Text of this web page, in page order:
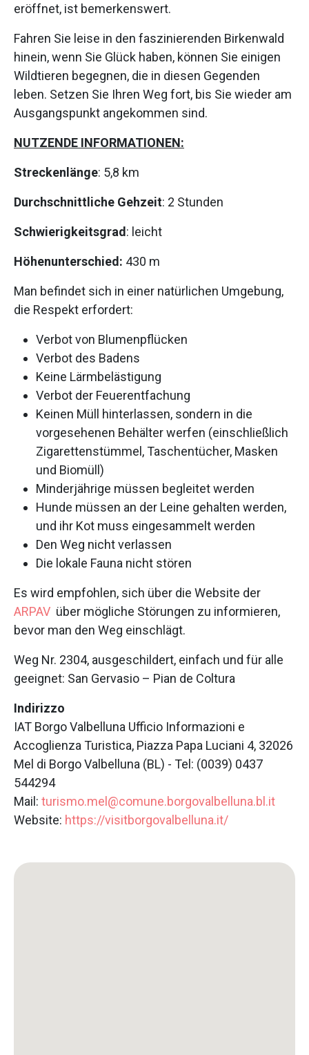
eröffnet, ist bemerkenswert.
Fahren Sie leise in den faszinierenden Birkenwald
hinein, wenn Sie Glück haben, können Sie einigen
Wildtieren begegnen, die in diesen Gegenden
leben. Setzen Sie Ihren Weg fort, bis Sie wieder am
Ausgangspunkt angekommen sind.
NUTZENDE INFORMATIONEN:
Streckenlänge: 5,8 km
Durchschnittliche Gehzeit: 2 Stunden
Schwierigkeitsgrad: leicht
Höhenunterschied: 430 m
Man befindet sich in einer natürlichen Umgebung,
die Respekt erfordert:
Verbot von Blumenpflücken
Verbot des Badens
Keine Lärmbelästigung
Verbot der Feuerentfachung
Keinen Müll hinterlassen, sondern in die
vorgesehenen Behälter werfen (einschließlich
Zigarettenstümmel, Taschentücher, Masken
und Biomüll)
Minderjährige müssen begleitet werden
Hunde müssen an der Leine gehalten werden,
und ihr Kot muss eingesammelt werden
Den Weg nicht verlassen
Die lokale Fauna nicht stören
Es wird empfohlen, sich über die Website der
ARPAV über mögliche Störungen zu informieren,
bevor man den Weg einschlägt.
Weg Nr. 2304, ausgeschildert, einfach und für alle
geeignet: San Gervasio – Pian de Coltura
Indirizzo
IAT Borgo Valbelluna Ufficio Informazioni e
Accoglienza Turistica, Piazza Papa Luciani 4, 32026
Mel di Borgo Valbelluna (BL) - Tel: (0039) 0437
544294
Mail: turismo.mel@comune.borgovalbelluna.bl.it
Website: https://visitborgovalbelluna.it/